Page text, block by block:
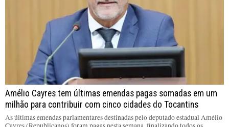
Amélio Cayres tem últimas emendas pagas somadas em um
milhão para contribuir com cinco cidades do Tocantins
As últimas emendas parlamentares destinadas pelo deputado estadual Amélio